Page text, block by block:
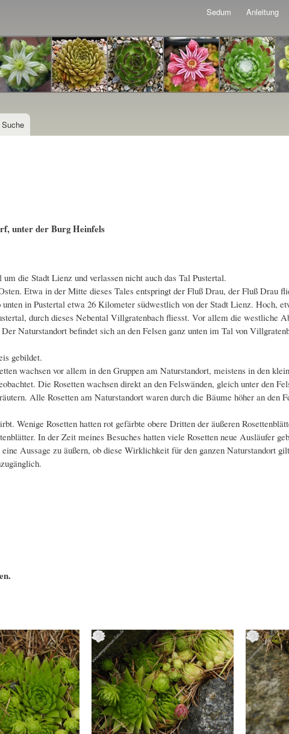
Inhalt
Sedum Anleitung
Suche
unter der Burg Heinfels
die Stadt Lienz und verlassen nicht auch das Tal Pustertal.
Etwa in der Mitte dieses Tales entspringt der Fluß Drau, der Fluß Drau
in Pustertal etwa 26 Kilometer südwestlich von der Stadt Lienz. Hoch,
durch dieses Nebental Villgratenbach fliesst. Vor allem die westliche
Naturstandort befindet sich an den Felsen ganz unten im Tal von
gebildet.
wachsen vor allem in den Gruppen am Naturstandort, meistens in den
Die Rosetten wachsen direkt an den Felswänden, gleich unter den
Alle Rosetten am Naturstandort waren durch die Bäume höher an den
Wenige Rosetten hatten rot gefärbte obere Dritten der äußeren
In der Zeit meines Besuches hatten viele Rosetten neue Ausläufer
Aussage zu äußern, ob diese Wirklichkeit für den ganzen Naturstandort